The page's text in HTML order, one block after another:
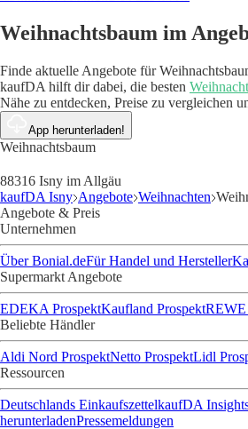
Weihnachtsbaum im
Finde aktuelle Angebote für
kaufDA hilft dir dabei, die besten
Nähe zu entdecken, Preise zu vergleichen
App herunterladen!
Weihnachtsbaum
88316 Isny im Allgäu
kaufDA Isny Angebote Weihnachten
Angebote & Preis
Unternehmen
Über Bonial.deFür Handel und Hersteller
Supermarkt Angebote
EDEKA ProspektKaufland ProspektREWE
Beliebte Händler
Aldi Nord ProspektNetto ProspektLidl
Ressourcen
Deutschlands EinkaufszettelkaufDA
herunterladenPressemeldungen